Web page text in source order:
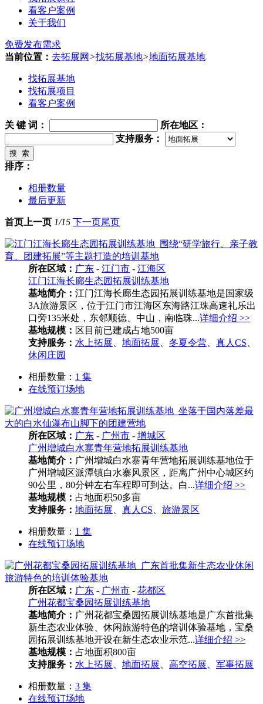
看客户案例
关于我们
免费发布需求
当前位置： 去拓展网 >找拓展基地>地面拓展基地
找拓展基地
找拓展项目
看客户案例
关 键 词 ：
所在地区：
支持服务：
搜 索
排序：
相册数量
最后更新
首页 上一页 1/15 下一页尾页
所在区域： 广东 - 江门市 - 江海区
江门江海长廊生态园拓展训练基地
基地简介： 江门江海长廊生态园拓展训练基地是国家级
3A旅游景区，位于江门市江海区东海路江珠高速礼乐出
口旁135米处，东邻顺德、中山，南临珠...详细介绍 >>
基地规模： 区目前已建成占地500亩
支持服务： 水上拓展 地面拓展 冬夏令营 真人CS
休闲庄园
相册数量： 1 集
在线预订场地
所在区域： 广东 - 广州市 - 增城区
广州增城白水寨青年营地拓展训练基地
基地简介： 广州增城白水寨青年营地拓展训练基地位于
广州增城区派潭镇白水寨风景区，距离广州中心城区约
90公里，80分钟左右车程即可到达。白...详细介绍 >>
基地规模： 占地面积50多亩
支持服务： 地面拓展 真人CS 旅游景区
相册数量： 1 集
在线预订场地
所在区域： 广东 - 广州市 - 花都区
广州花都宝桑园拓展训练基地
基地简介： 广州花都宝桑园拓展训练基地是广东首批集
新生态农业体验、休闲旅游特色的培训体验基地，宝桑
园拓展训练基地开设在新生态农业示范...详细介绍 >>
基地规模： 占地面积800亩
支持服务： 水上拓展 地面拓展 高空拓展 军事拓展
相册数量： 3 集
在线预订场地